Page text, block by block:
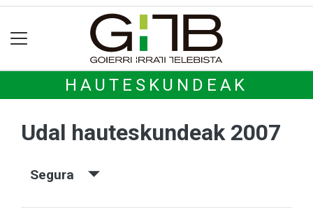
HAUTESKUNDEAK
Udal hauteskundeak 2007
Segura